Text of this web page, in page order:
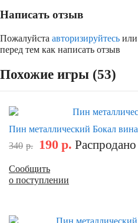
Написать отзыв
Пожалуйста авторизируйтесь или
перед тем как написать отзыв
Похожие игры (53)
Пин металлический Бокал вина
340 р. 190 р. Распродано
Сообщить
о поступлении